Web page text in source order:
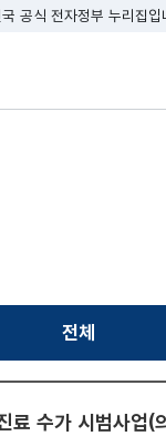
공식 전자정부 누리집입
전체선택됨
료 수가 시범사업(